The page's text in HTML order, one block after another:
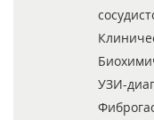
УЗИ-